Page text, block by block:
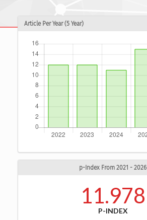
Article Per Year (5 Year)
p-Index From 2021 - 2026
11.978
P-INDEX